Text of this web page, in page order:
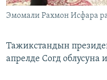
Эмомали Рахмон Исфара
Тажикстандын
апрелде Согд